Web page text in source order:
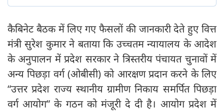
कैबिनेट बैठक में लिए गए फैसलों की जानकारी देते हुए वित्त
मंत्री सुरेश कुमार ने बताया कि उच्चतम न्यायालय के आदेश
के अनुपालन में प्रदेश सरकार ने त्रिस्तरीय पंचायत चुनावों में
अन्य पिछड़ा वर्ग (ओबीसी) को आरक्षण प्रदान करने के लिए
“उत्तर प्रदेश राज्य स्थानीय ग्रामीण निकाय समर्पित पिछड़ा
वर्ग आयोग” के गठन को मंजूरी दे दी है। आयोग प्रदेश में